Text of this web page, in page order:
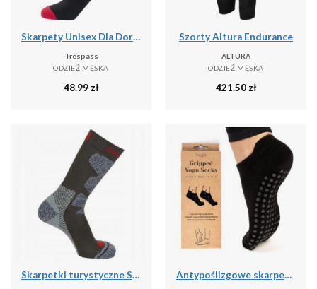
Skarpety Unisex Dla Dorosłych Solace (zestaw 5 Sztuk)
Trespass
ODZIEŻ MĘSKA
48.99zł
Szorty Altura Endurance
ALTURA
ODZIEŻ MĘSKA
421.50zł
Skarpetki turystyczne Salomon Exit Outdoor Antypoślizgowe skarpetki do jogi myga Grip Socks - XL